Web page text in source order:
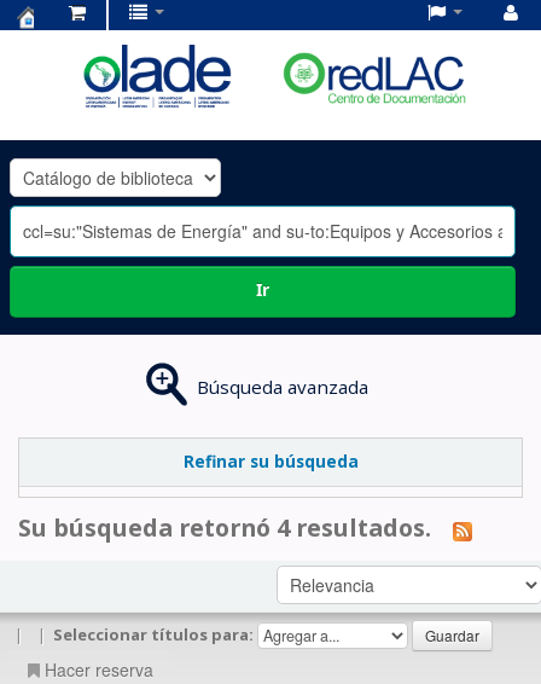
OLADE
-
Ir
Búsqueda avanzada
Refinar su búsqueda
Su búsqueda retornó 4 resultados.
| | Seleccionar títulos para:
Hacer reserva